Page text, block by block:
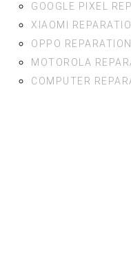
GOOGLE PIXEL
XIAOMI
OPPO REPARATION
MOTOROLA
COMPUTER